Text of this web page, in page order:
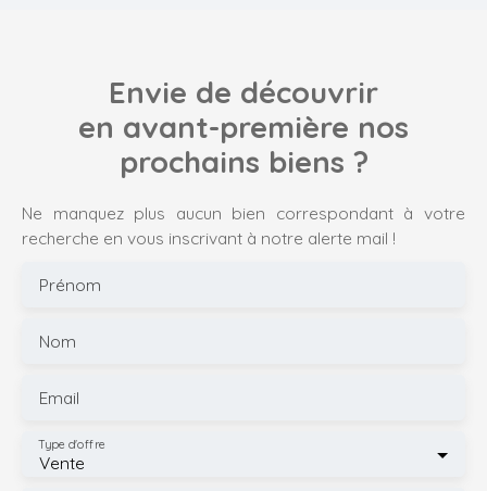
Envie de découvrir
en avant-première nos
prochains biens ?
Ne manquez plus aucun bien correspondant à votre
recherche en vous inscrivant à notre alerte mail !
Prénom
Nom
Email
Vente
Type d'offre